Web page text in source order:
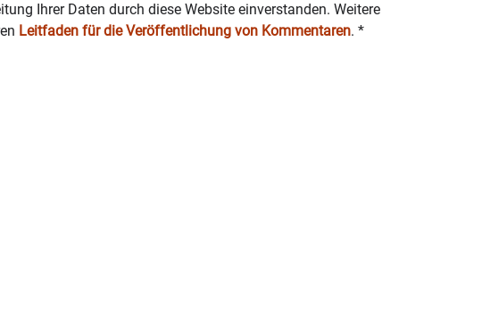
Ihrer Daten durch diese Website einverstanden. Weitere
Leitfaden für die Veröffentlichung von Kommentaren. *